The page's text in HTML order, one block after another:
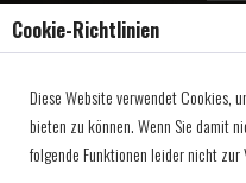
.30-30 WCF
Cookie-Richtlinien
Diese Website verwendet Cookies,
bieten zu können. Wenn Sie damit
folgende Funktionen leider nicht zur